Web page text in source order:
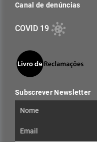
Canal de denúncias
COVID 19
Subscrever Newsletter